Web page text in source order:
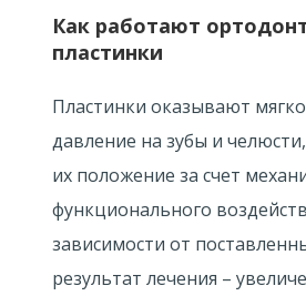
Как работают
пластинки
Пластинки оказывают
давление на зубы и
их положение за счет
функционального
зависимости от
результат лечения –